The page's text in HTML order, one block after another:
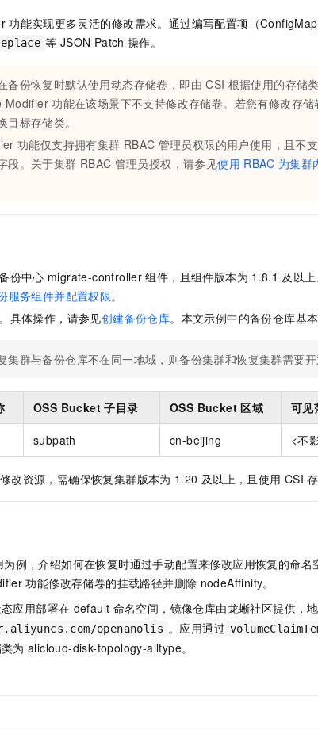
功能实现更多灵活的修改需求。通过编写配置项（ConfigMap
等 JSON Patch 操作。
备份恢复时默认使用动态存储卷，即由 CSI 根据使用的存储
Modifier 功能在该场景下不支持修改存储卷。若您有修改存储
标存储类。
功能仅支持拥有集群 RBAC 管理员权限的用户使用，且不
段。关于集群 RBAC 管理员授权，请参见使用 RBAC 为集群
份中心 migrate-controller 组件，且组件版本为 1.8.1 及以
服务组件并配置权限。
具体操作，请参见创建备份仓库。本文示例中的备份仓库基
集群与备份仓库不在同一地域，则备份集群和恢复集群需要开
OSS Bucket 子目录 OSS Bucket 区域 可见
subpath cn-beijing <不
改资源，需确保恢复集群版本为 1.20 及以上，且使用 CSI
为例，介绍如何在恢复时通过手动配置来修改应用恢复的命名
功能修改存储卷的挂载路径并删除 nodeAffinity。
应用部署在 default 命名空间，镜像仓库由龙蜥社区提供，
openanolis 。应用通过
为 alicloud-disk-topology-alltype。
即刻拥有 DeepSeek-R1 满血版 超强辅助，Bolt.diy